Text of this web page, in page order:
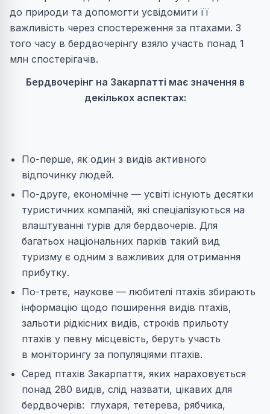
до природи та допомогти усвідомити її
важливість через спостереження за птахами. З
того часу в бердвочерінгу взяло участь понад 1
млн спостерігачів.
Бердвочерінг на Закарпатті має значення в
декількох аспектах:
По-перше, як один з видів активного
відпочинку людей.
По-друге, економічне — усвіті існують десятки
туристичних компаній, які спеціалізуються на
влаштуванні турів для бердвочерів. Для
багатьох національних парків такий вид
туризму є одним з важливих для отримання
прибутку.
По-третє, наукове — любителі птахів збирають
інформацію щодо поширення видів птахів,
зальоти рідкісних видів, строків прильоту
птахів у певну місцевість, беруть участь
в моніторингу за популяціями птахів.
Серед птахів Закарпаття, яких нараховується
понад 280 видів, слід назвати, цікавих для
бердвочерів: глухаря, тетерева, рябчика,